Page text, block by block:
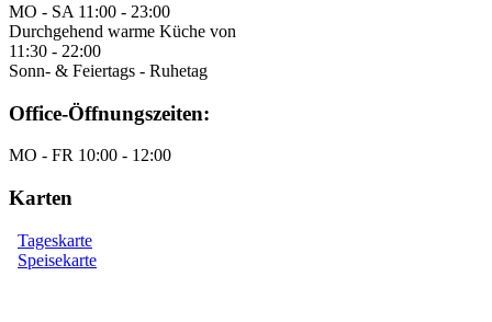
MO - SA 11:00 - 23:00
Durchgehend warme Küche von
11:30 - 22:00
Sonn- & Feiertags - Ruhetag
Office-Öffnungszeiten:
MO - FR 10:00 - 12:00
Karten
Tageskarte
Speisekarte